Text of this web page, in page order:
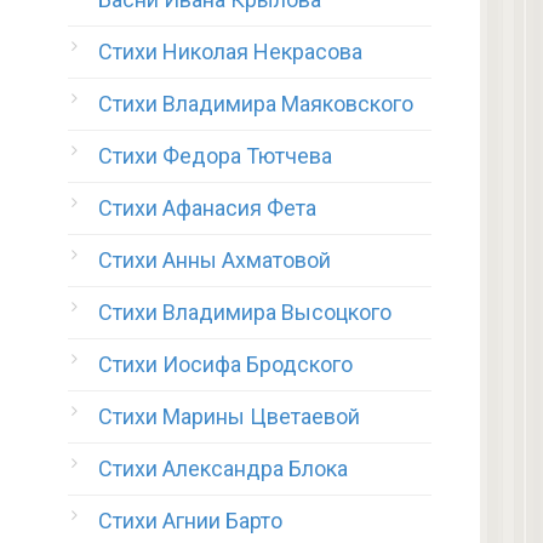
Стихи Николая Некрасова
Стихи Владимира Маяковского
Стихи Федора Тютчева
Стихи Афанасия Фета
Стихи Анны Ахматовой
Стихи Владимира Высоцкого
Стихи Иосифа Бродского
Стихи Марины Цветаевой
Стихи Александра Блока
Стихи Агнии Барто